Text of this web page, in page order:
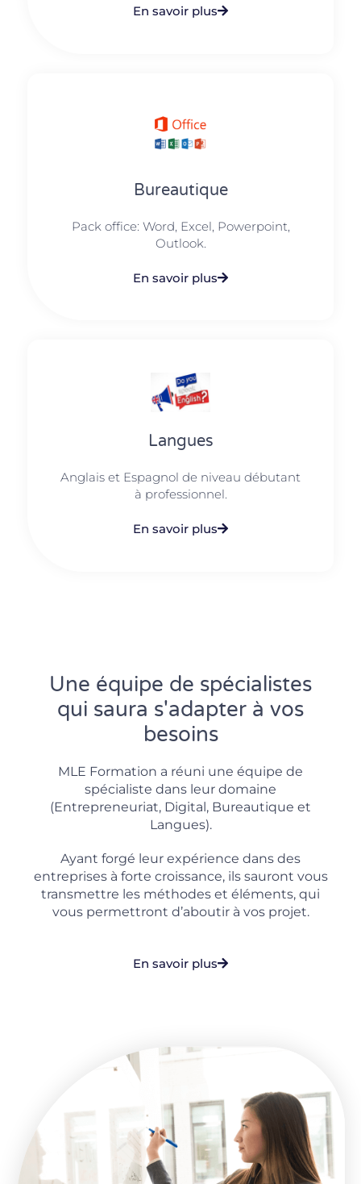
En savoir plus
Bureautique
Pack office: Word, Excel, Powerpoint,
Outlook.​
En savoir plus
Langues
Anglais et Espagnol de niveau débutant
à professionnel.
En savoir plus
Une équipe de spécialistes
qui saura s'adapter à vos
besoins
MLE Formation a réuni une équipe de
spécialiste dans leur domaine
(Entrepreneuriat, Digital, Bureautique et
Langues).
Ayant forgé leur expérience dans des
entreprises à forte croissance, ils sauront vous
transmettre les méthodes et éléments, qui
vous permettront d’aboutir à vos projet.
En savoir plus